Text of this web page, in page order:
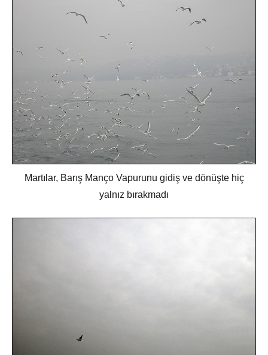
Martılar, Barış Manço Vapurunu gidiş ve dönüşte hiç
yalnız bırakmadı